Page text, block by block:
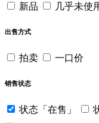
新品 几乎未使
出售方式
拍卖 一口价
销售状态
状态「在售」